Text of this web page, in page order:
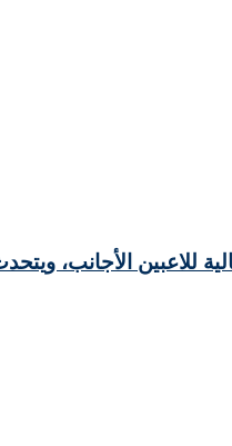
للاعبين الأجانب،